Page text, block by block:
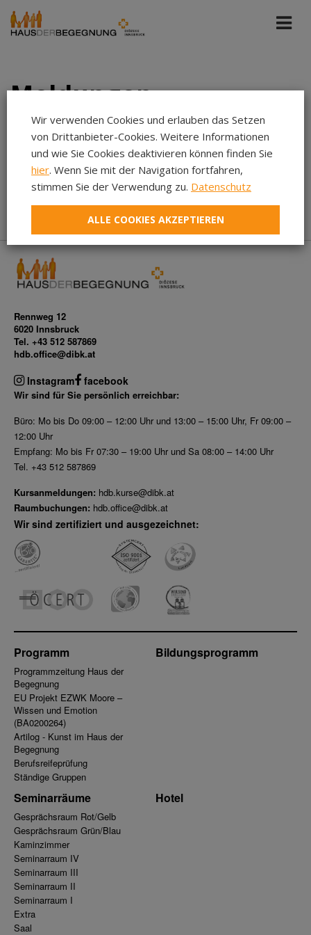
Meldungen
Tiroler Sonntag Dez 2025
Aug 2026
Jul 2026
Jun 2026
Mai 2026
In diesem Zeitraum wurden keine Meldungen gefunden...
Rennweg 12
6020 Innsbruck
Tel. +43 512 587869
hdb.office@dibk.at
Instagram facebook
Wir sind für Sie persönlich erreichbar:
Büro: Mo bis Do 09:00 – 12:00 Uhr und 13:00 – 15:00 Uhr, Fr 09:00 –
12:00 Uhr
Empfang: Mo bis Fr 07:30 – 19:00 Uhr und Sa 08:00 – 14:00 Uhr
Tel. +43 512 587869
Kursanmeldungen: hdb.kurse@dibk.at
Raumbuchungen: hdb.office@dibk.at
Wir sind zertifiziert und ausgezeichnet:
Programm
Programmzeitung Haus der
Begegnung
EU Projekt EZWK Moore –
Wissen und Emotion
(BA0200264)
Artilog - Kunst im Haus der
Begegnung
Berufsreifeprüfung
Ständige Gruppen
Bildungsprogramm
Seminarräume
Gesprächsraum Rot/Gelb
Gesprächsraum Grün/Blau
Kaminzimmer
Seminarraum IV
Seminarraum III
Seminarraum II
Seminarraum I
Extra
Saal
Hotel
Wir verwenden Cookies und erlauben das Setzen
von Drittanbieter-Cookies. Weitere Informationen
und wie Sie Cookies deaktivieren können finden Sie
hier. Wenn Sie mit der Navigation fortfahren,
stimmen Sie der Verwendung zu. Datenschutz
ALLE COOKIES AKZEPTIEREN